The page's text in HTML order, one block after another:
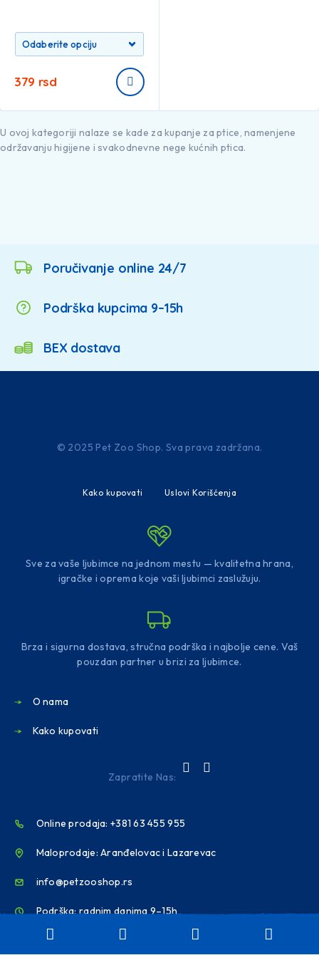
379 rsd
U ovoj kategoriji nalaze se kade za kupanje za ptice, namenjene
održavanju higijene i svakodnevne nege kućnih ptica.
Poručivanje online 24/7
Podrška kupcima 9–15h
BEX dostava
© 2025 Pet Zoo Shop. Sva prava zadržana.
Kako kupovati Uslovi Korišćenja
Sve za vaše ljubimce na jednom mestu — kvalitetna hrana,
igračke i oprema koje vaši ljubimci zaslužuju.
Brza i sigurna dostava, stručna podrška i najbolje cene. Vaš
pouzdan partner u brizi za ljubimce.
O nama
Kako kupovati
Zapratite Nas:
Online prodaja: +381 63 455 955
Maloprodaje: Aranđelovac i Lazarevac
info@petzooshop.rs
Podrška: radnim danima 9–15h